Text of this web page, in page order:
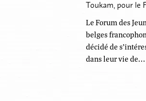
Toukam, pour le
Le Forum des
belges
décidé de
dans leur vie de…